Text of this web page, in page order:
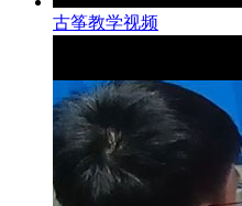
古筝教学视频